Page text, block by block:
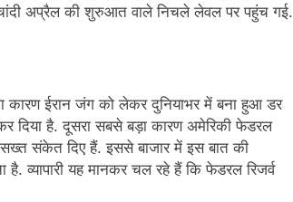
चांदी अप्रैल की शुरुआत वाले न‍िचले लेवल पर पहुंच गई.
कारण ईरान जंग को लेकर दुनियाभर में बना हुआ डर
दिया है. दूसरा सबसे बड़ा कारण अमेरिकी फेडरल
संकेत दिए हैं. इससे बाजार में इस बात की
व्यापारी यह मानकर चल रहे हैं क‍ि फेडरल रिजर्व